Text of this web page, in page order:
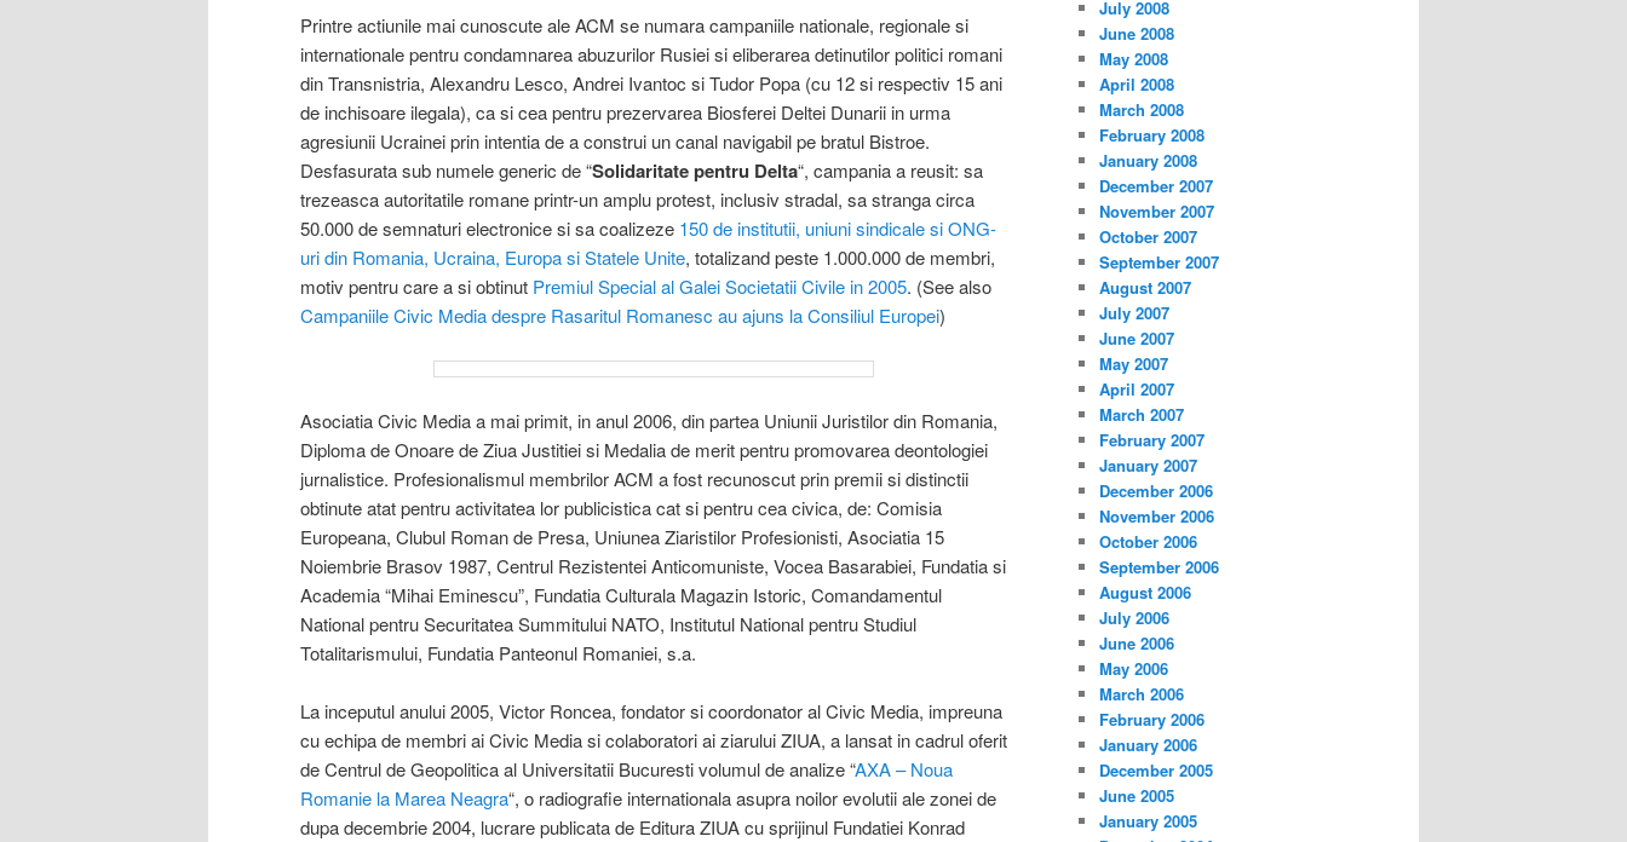
Printre actiunile mai cunoscute ale ACM se numara campaniile nationale, regionale si
internationale pentru condamnarea abuzurilor Rusiei si eliberarea detinutilor politici romani
din Transnistria, Alexandru Lesco, Andrei Ivantoc si Tudor Popa (cu 12 si respectiv 15 ani
de inchisoare ilegala), ca si cea pentru prezervarea Biosferei Deltei Dunarii in urma
agresiunii Ucrainei prin intentia de a construi un canal navigabil pe bratul Bistroe.
Desfasurata sub numele generic de “Solidaritate pentru Delta“, campania a reusit: sa
trezeasca autoritatile romane printr-un amplu protest, inclusiv stradal, sa stranga circa
50.000 de semnaturi electronice si sa coalizeze 150 de institutii, uniuni sindicale si ONG-
uri din Romania, Ucraina, Europa si Statele Unite, totalizand peste 1.000.000 de membri,
motiv pentru care a si obtinut Premiul Special al Galei Societatii Civile in 2005. (See also
Campaniile Civic Media despre Rasaritul Romanesc au ajuns la Consiliul Europei)
Asociatia Civic Media a mai primit, in anul 2006, din partea Uniunii Juristilor din Romania,
Diploma de Onoare de Ziua Justitiei si Medalia de merit pentru promovarea deontologiei
jurnalistice. Profesionalismul membrilor ACM a fost recunoscut prin premii si distinctii
obtinute atat pentru activitatea lor publicistica cat si pentru cea civica, de: Comisia
Europeana, Clubul Roman de Presa, Uniunea Ziaristilor Profesionisti, Asociatia 15
Noiembrie Brasov 1987, Centrul Rezistentei Anticomuniste, Vocea Basarabiei, Fundatia si
Academia “Mihai Eminescu”, Fundatia Culturala Magazin Istoric, Comandamentul
National pentru Securitatea Summitului NATO, Institutul National pentru Studiul
Totalitarismului, Fundatia Panteonul Romaniei, s.a.
La inceputul anului 2005, Victor Roncea, fondator si coordonator al Civic Media, impreuna
cu echipa de membri ai Civic Media si colaboratori ai ziarului ZIUA, a lansat in cadrul oferit
de Centrul de Geopolitica al Universitatii Bucuresti volumul de analize “AXA – Noua
Romanie la Marea Neagra“, o radiografie internationala asupra noilor evolutii ale zonei de
dupa decembrie 2004, lucrare publicata de Editura ZIUA cu sprijinul Fundatiei Konrad
July 2008
June 2008
May 2008
April 2008
March 2008
February 2008
January 2008
December 2007
November 2007
October 2007
September 2007
August 2007
July 2007
June 2007
May 2007
April 2007
March 2007
February 2007
January 2007
December 2006
November 2006
October 2006
September 2006
August 2006
July 2006
June 2006
May 2006
March 2006
February 2006
January 2006
December 2005
June 2005
January 2005